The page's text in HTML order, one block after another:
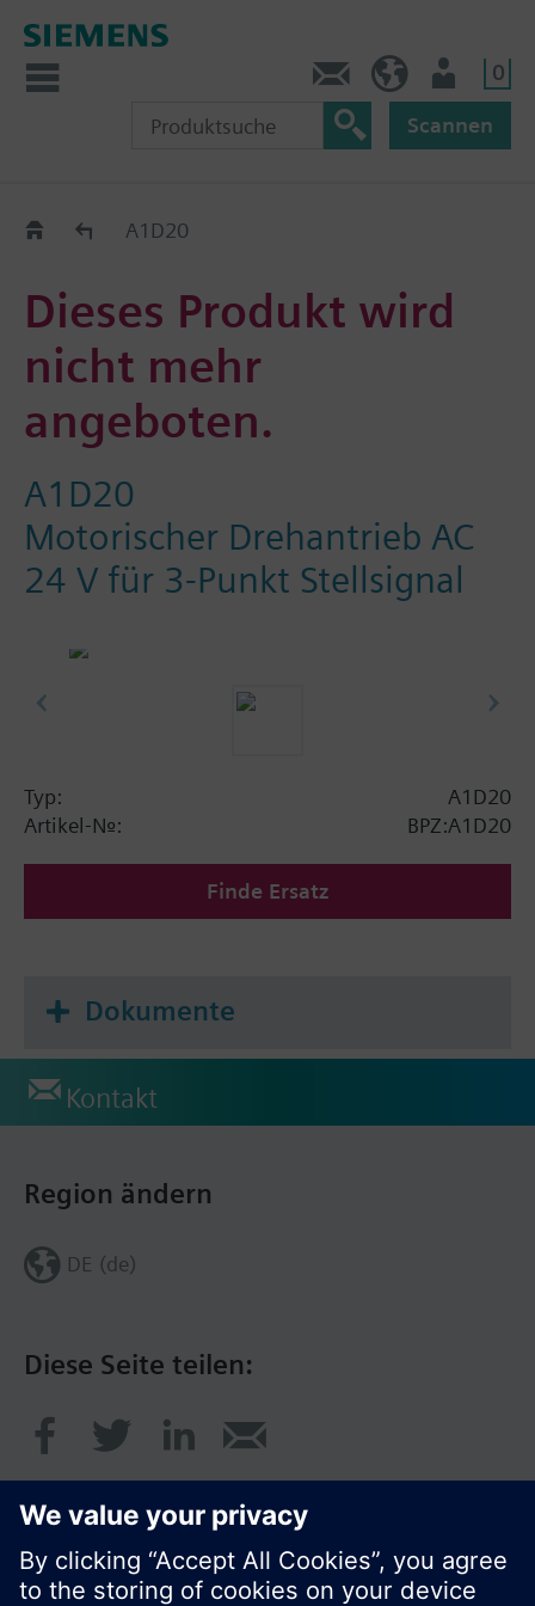
0
Scannen
Old2NewA1D20
Dieses Produkt wird
nicht mehr
angeboten.
A1D20
Motorischer Drehantrieb AC
24 V für 3-Punkt Stellsignal
Typ:
A1D20
Artikel-Nr.:
BPZ:A1D20
Finde Ersatz
Dokumente
Kontakt
Diese Seite teilen:
Region ändern
DE (de)